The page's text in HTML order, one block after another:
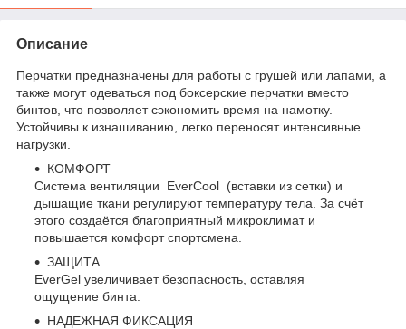
Описание
Перчатки предназначены для работы с грушей или лапами, а
также могут одеваться под боксерские перчатки вместо
бинтов, что позволяет сэкономить время на намотку.
Устойчивы к изнашиванию, легко переносят интенсивные
нагрузки.
КОМФОРТ
Система вентиляции EverCool (вставки из сетки) и
дышащие ткани регулируют температуру тела. За счёт
этого создаётся благоприятный микроклимат и
повышается комфорт спортсмена.
ЗАЩИТА
EverGel увеличивает безопасность, оставляя
ощущение бинта.
НАДЕЖНАЯ ФИКСАЦИЯ